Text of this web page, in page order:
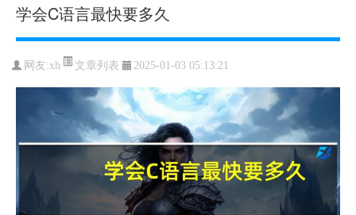
学会C语言最快要多久
网友:xh 文章列表 2025-01-03 05:13:21